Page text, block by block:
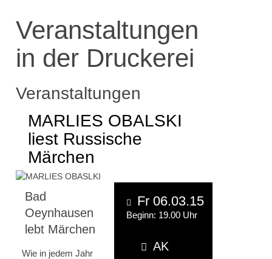
Veranstaltungen
in der Druckerei
Veranstaltungen
MARLIES OBALSKI
liest Russische
Märchen
Bad
Oeynhausen
lebt Märchen
Wie in jedem Jahr
Fr 06.03.15
Beginn: 19.00 Uhr
AK